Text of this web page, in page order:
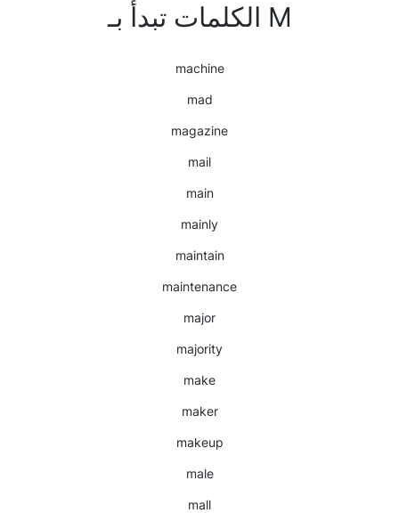
الكلمات تبدأ بـ M
machine
mad
magazine
mail
main
mainly
maintain
maintenance
major
majority
make
maker
makeup
male
mall